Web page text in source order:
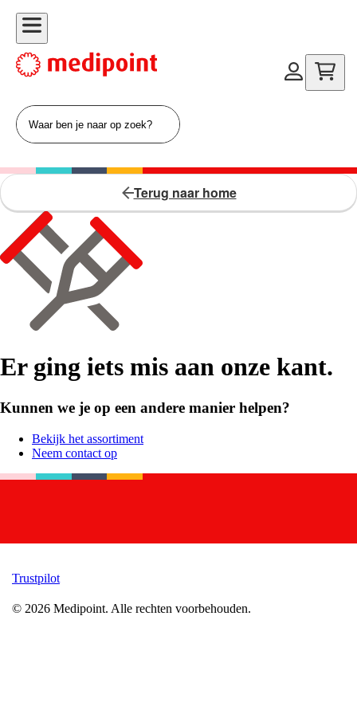
Terug naar home
Er ging iets mis aan onze kant.
Kunnen we je op een andere manier helpen?
Bekijk het assortiment
Neem contact op
Trustpilot
© 2026 Medipoint. Alle rechten voorbehouden.